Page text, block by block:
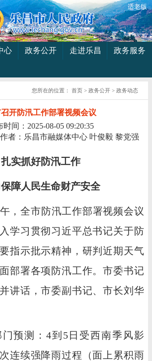
适老版
心 政务公开 走进乐昌
政务服务
您所在的位置：首页 >政务公开 >政务动态
开防汛工作部署视频会议
时间：2025-08-05 09:20:35
作者：乐昌市融媒体中心 叶俊毅 黎党强
扎实抓好防汛工作
障人民生命财产安全
全市防汛工作部署视频会议
学习贯彻习近平总书记关于防
指示批示精神，研判近期天气
部署各项防汛工作。市委书记
讲话，市委副书记、市长刘华
测：4到5日受西南季风影
连续强降雨过程（面上累积雨